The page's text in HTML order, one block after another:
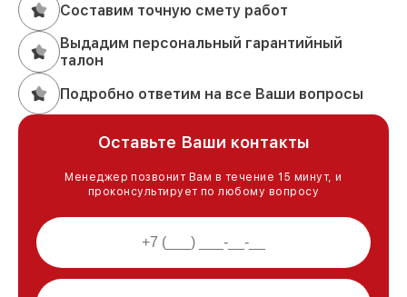
Составим точную смету работ
Выдадим персональный гарантийный
талон
Подробно ответим на все Ваши вопросы
Оставьте Ваши контакты
Менеджер позвонит Вам в течение 15 минут, и
проконсультирует по любому вопросу